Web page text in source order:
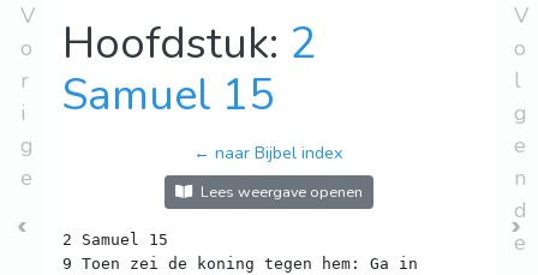
V
o
r
i
g
e
Hoofdstuk: 2
Samuel 15
← naar Bijbel index
Lees weergave openen
2 Samuel 15
9 Toen zei de koning tegen hem: Ga in
V
o
l
g
e
n
d
e